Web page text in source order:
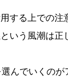
する上での注
いう風潮は正
んでいくの